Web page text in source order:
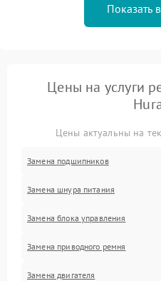
Показать
Цены на услуги
Цены актуальны на
Замена подшипников
Замена шнура питания
Замена блока управления
Замена приводного ремня
Замена двигателя